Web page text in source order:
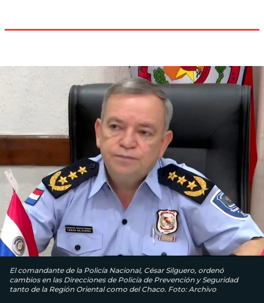
El comandante de la Policía Nacional, César Silguero, ordenó
cambios en las Direcciones de Policía de Prevención y Seguridad
tanto de la Región Oriental como del Chaco. Foto: Archivo